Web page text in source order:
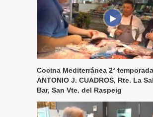
Cocina Mediterránea 2ª
ANTONIO J. CUADROS, Rte. La
Bar, San Vte. del Raspeig